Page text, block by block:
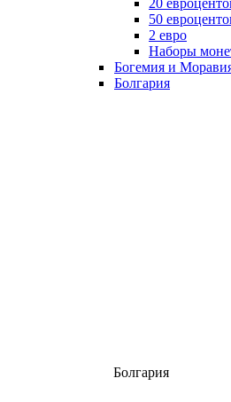
20
50
2 евро
Наборы
Богемия и
Болгария
Болгария